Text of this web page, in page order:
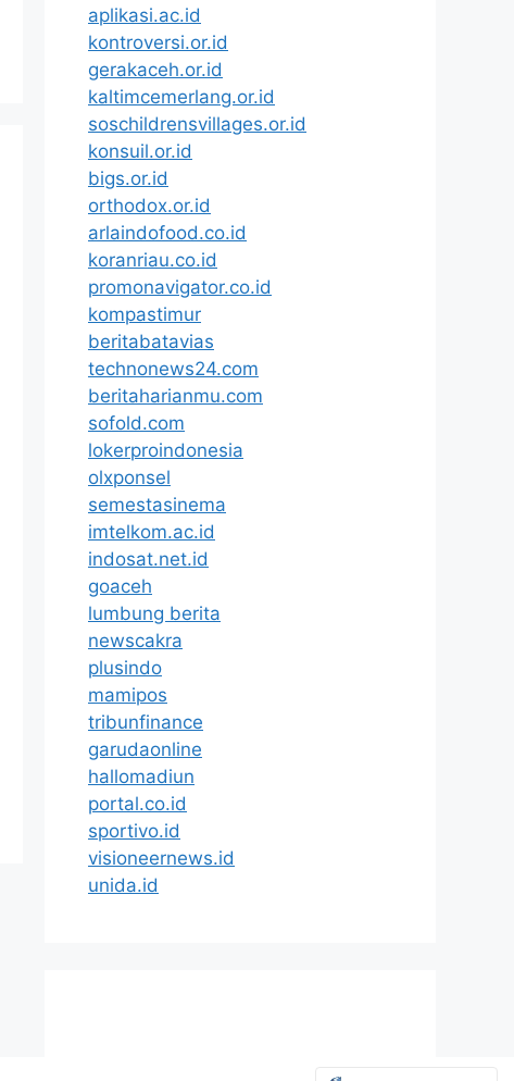
aplikasi.ac.id
kontroversi.or.id
gerakaceh.or.id
kaltimcemerlang.or.id
soschildrensvillages.or.id
konsuil.or.id
bigs.or.id
orthodox.or.id
arlaindofood.co.id
koranriau.co.id
promonavigator.co.id
kompastimur
beritabatavias
technonews24.com
beritaharianmu.com
sofold.com
lokerproindonesia
olxponsel
semestasinema
imtelkom.ac.id
indosat.net.id
goaceh
lumbung berita
newscakra
plusindo
mamipos
tribunfinance
garudaonline
hallomadiun
portal.co.id
sportivo.id
visioneernews.id
unida.id